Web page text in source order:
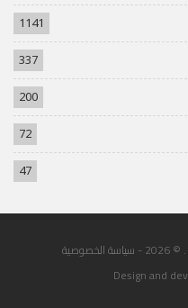
1141
337
200
72
47
-
سياسة الخصوصية
Design and